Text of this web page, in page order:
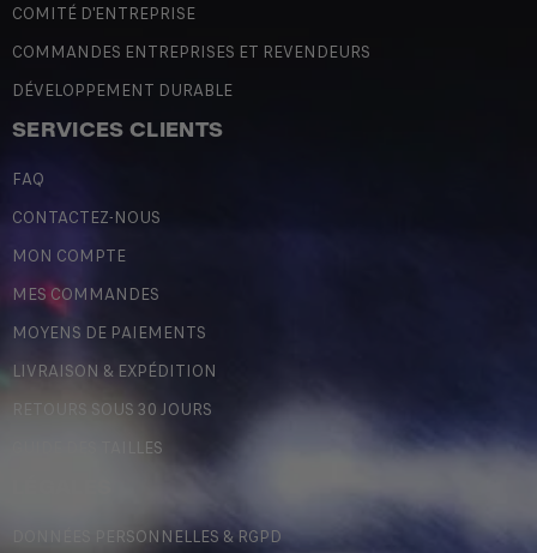
COMITÉ D'ENTREPRISE
COMMANDES ENTREPRISES ET REVENDEURS
DÉVELOPPEMENT DURABLE
SERVICES CLIENTS
FAQ
CONTACTEZ-NOUS
MON COMPTE
MES COMMANDES
MOYENS DE PAIEMENTS
LIVRAISON & EXPÉDITION
RETOURS SOUS 30 JOURS
GUIDE DES TAILLES
DONNÉES PERSONNELLES & RGPD